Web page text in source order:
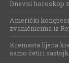
Dnevni horoskop
Američki
zvaničnicima iz
Kremasta lijena
samo četiri